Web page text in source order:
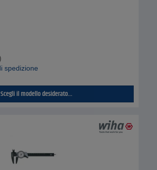
spedizione
Scegli il modello desiderato...